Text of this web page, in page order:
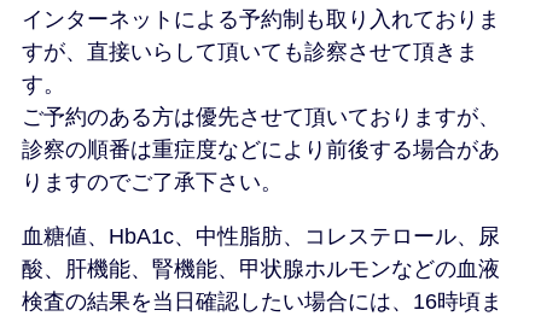
インターネットによる予約制も取り入れておりま
すが、直接いらして頂いても診察させて頂きま
す。
ご予約のある方は優先させて頂いておりますが、
診察の順番は重症度などにより前後する場合があ
りますのでご了承下さい。
血糖値、HbA1c、中性脂肪、コレステロール、尿
酸、肝機能、腎機能、甲状腺ホルモンなどの血液
検査の結果を当日確認したい場合には、16時頃ま